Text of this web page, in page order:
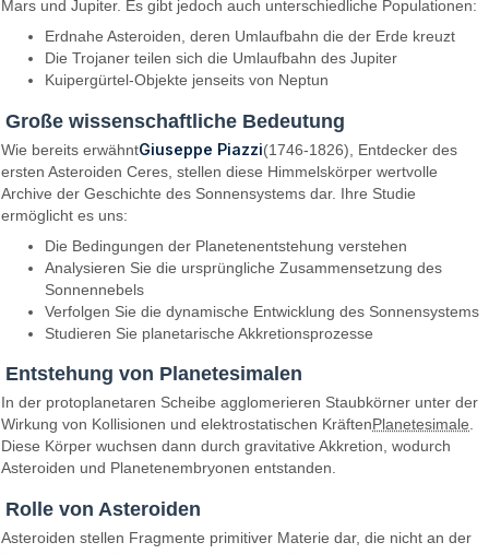
Mars und Jupiter. Es gibt jedoch auch unterschiedliche Populationen:
Erdnahe Asteroiden, deren Umlaufbahn die der Erde kreuzt
Die Trojaner teilen sich die Umlaufbahn des Jupiter
Kuipergürtel-Objekte jenseits von Neptun
Große wissenschaftliche Bedeutung
Wie bereits erwähntGiuseppe Piazzi(1746-1826), Entdecker des
ersten Asteroiden Ceres, stellen diese Himmelskörper wertvolle
Archive der Geschichte des Sonnensystems dar. Ihre Studie
ermöglicht es uns:
Die Bedingungen der Planetenentstehung verstehen
Analysieren Sie die ursprüngliche Zusammensetzung des
Sonnennebels
Verfolgen Sie die dynamische Entwicklung des Sonnensystems
Studieren Sie planetarische Akkretionsprozesse
Entstehung von Planetesimalen
In der protoplanetaren Scheibe agglomerieren Staubkörner unter der
Wirkung von Kollisionen und elektrostatischen KräftenPlanetesimale.
Diese Körper wuchsen dann durch gravitative Akkretion, wodurch
Asteroiden und Planetenembryonen entstanden.
Rolle von Asteroiden
Asteroiden stellen Fragmente primitiver Materie dar, die nicht an der